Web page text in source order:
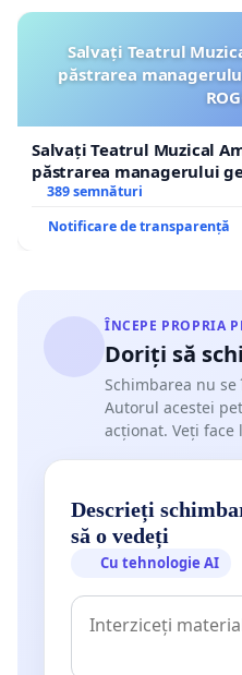
Salvați Teatrul
păstrarea
Salvați Teatrul Muzical
păstrarea managerului
ROGOJAN
389 semnături
Notificare de transparență
ÎNCEPE PROPRIA
Doriți să
Schimbarea nu
Autorul acestei
acționat. Veți face
Descrieți
să o vedeți
Cu tehnologie AI